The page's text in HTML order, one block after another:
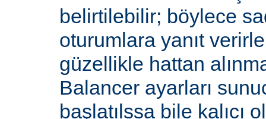
belirtilebilir; böylece
oturumlara yanıt
güzellikle hattan
Balancer ayarları
başlatılssa bile kalıcı